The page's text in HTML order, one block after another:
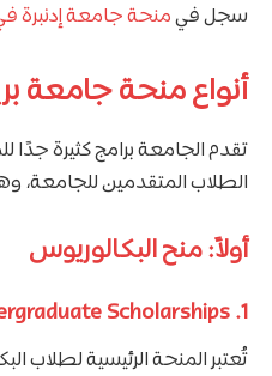
سجل فيمنحة جامعة إدنبرة
أنواع منحة جامعة
تقدم الجامعة برامج كثيرة
الطلاب المتقدمين للجامعة،
أولاً: منح البكالوريوس
1. Think Big Undergraduate Scholarships:
تُعتبر المنحة الرئيسية لطلاب